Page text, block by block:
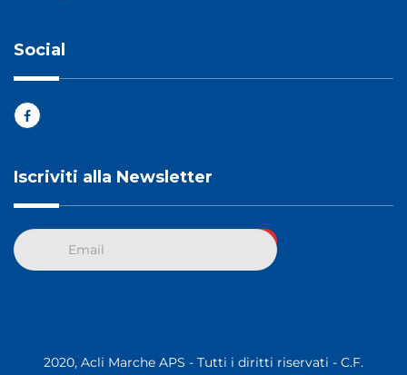
Social
Iscriviti alla Newsletter
2020, Acli Marche APS - Tutti i diritti riservati - C.F.